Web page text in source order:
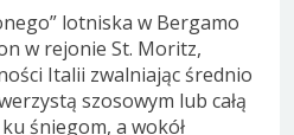
lotniska w Bergamo
w rejonie St. Moritz,
Italii zwalniając średnio
szosowym lub całą
śniegom, a wokół